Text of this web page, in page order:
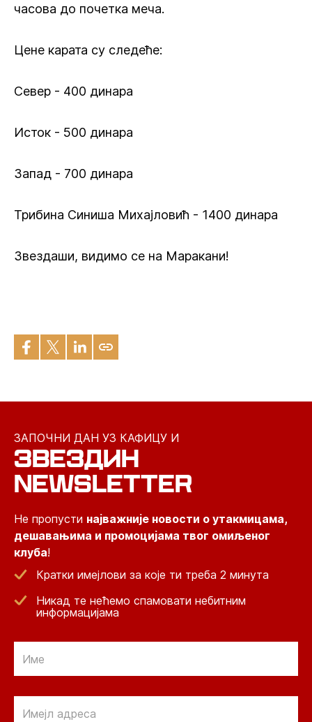
часова до почетка меча.
Цене карата су следеће:
Север - 400 динара
Исток - 500 динара
Запад - 700 динара
Трибина Синиша Михајловић - 1400 динара
Звездаши, видимо се на Маракани!
ЗАПОЧНИ ДАН УЗ КАФИЦУ И
ЗВЕЗДИН
NEWSLETTER
Не пропусти најважније новости о утакмицама,
дешавањима и промоцијама твог омиљеног
клуба!
Кратки имејлови за које ти треба 2 минута
Никад те нећемо спамовати небитним
информацијама